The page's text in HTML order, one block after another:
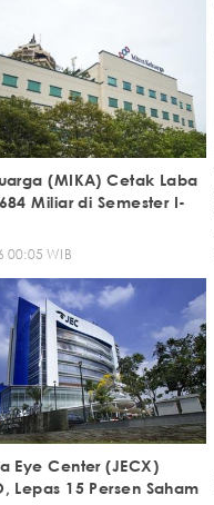
(MIKA) Cetak Laba
Miliar di Semester I-
00:05 WIB
Eye Center (JECX)
Lepas 15 Persen Saham